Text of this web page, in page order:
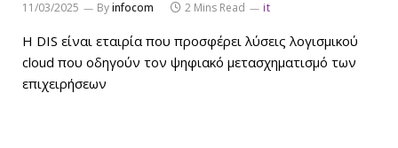
11/03/2025 Byinfocom 2 Mins Read it
Η DIS είναι εταιρία που προσφέρει λύσεις λογισμικού
cloud που οδηγούν τον ψηφιακό μετασχηματισμό των
επιχειρήσεων